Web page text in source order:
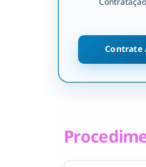
Contrate